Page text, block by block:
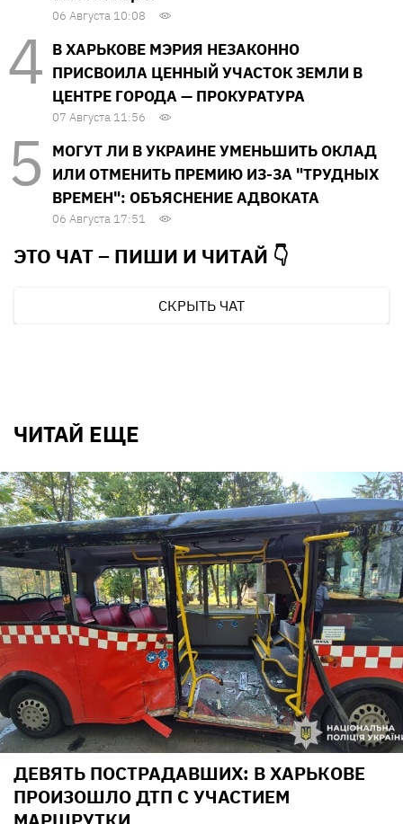
06 Августа 10:08
В ХАРЬКОВЕ МЭРИЯ НЕЗАКОННО
ПРИСВОИЛА ЦЕННЫЙ УЧАСТОК ЗЕМЛИ В
ЦЕНТРЕ ГОРОДА — ПРОКУРАТУРА
07 Августа 11:56
МОГУТ ЛИ В УКРАИНЕ УМЕНЬШИТЬ ОКЛАД
ИЛИ ОТМЕНИТЬ ПРЕМИЮ ИЗ-ЗА "ТРУДНЫХ
ВРЕМЕН": ОБЪЯСНЕНИЕ АДВОКАТА
06 Августа 17:51
ЭТО ЧАТ – ПИШИ И ЧИТАЙ 👇
СКРЫТЬ ЧАТ
ЧИТАЙ ЕЩЕ
ДЕВЯТЬ ПОСТРАДАВШИХ: В ХАРЬКОВЕ
ПРОИЗОШЛО ДТП С УЧАСТИЕМ